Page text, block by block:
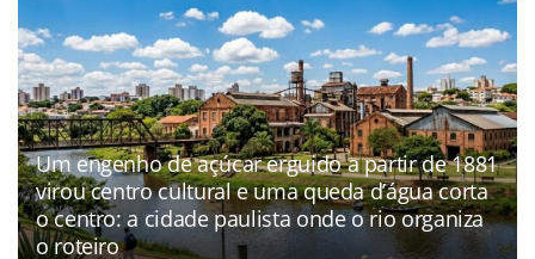
Um engenho de açúcar erguido a partir de 1881
virou centro cultural e uma queda d’água corta
o centro: a cidade paulista onde o rio organiza
o roteiro